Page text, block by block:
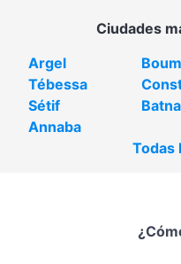
Ciudades
Argel
Tébessa
Sétif
Batna
Annaba
Todas